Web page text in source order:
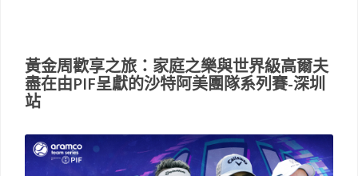
黃金周歡享之旅：家庭之樂與世界級高爾夫
盡在由PIF呈獻的沙特阿美團隊系列賽-深圳
站